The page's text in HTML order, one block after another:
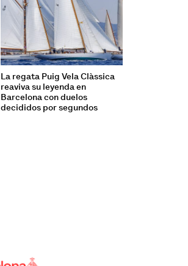
La regata Puig Vela Clàssica
reaviva su leyenda en
Barcelona con duelos
decididos por segundos